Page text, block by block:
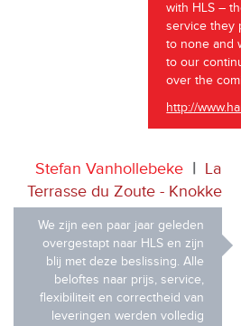
with HLS –
service they
to none and
to our
over the
http://
Stefan Vanhollebeke
La
Terrasse du Zoute - Knokke
We zijn een paar jaar geleden
overgestapt naar HLS en zijn
blij met deze beslissing. Alle
beloftes naar prijs, service,
flexibiliteit en correctheid van
leveringen werden volledig